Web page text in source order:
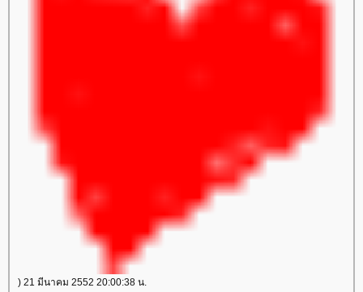
) 21 มีนาคม 2552 20:00:38 น.